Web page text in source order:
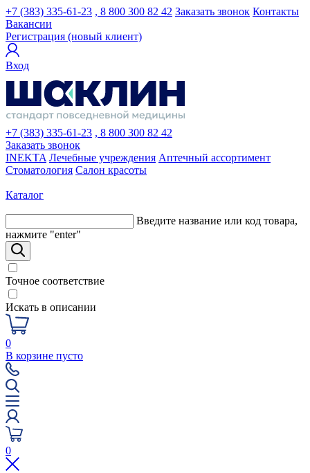
+7 (383) 335-61-23 , 8 800 300 82 42 Заказать звонок Контакты
Вакансии
Регистрация (новый клиент)
Вход
+7 (383) 335-61-23 , 8 800 300 82 42
Заказать звонок
INEKTA Лечебные учреждения Аптечный ассортимент
Стоматология Салон красоты
Каталог
Введите название или код товара,
нажмите "enter"
Точное соответствие
Искать в описании
0
В корзине пусто
0